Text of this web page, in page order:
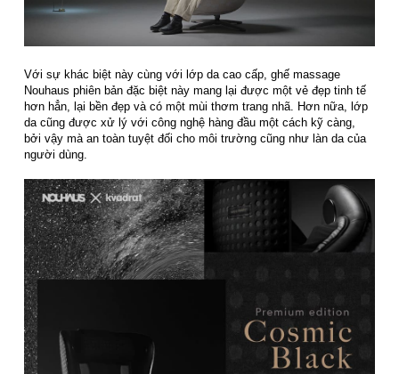
Với sự khác biệt này cùng với lớp da cao cấp, ghế massage
Nouhaus phiên bản đặc biệt này mang lại được một vẻ đẹp tinh tế
hơn hẳn, lại bền đẹp và có một mùi thơm trang nhã. Hơn nữa, lớp
da cũng được xử lý với công nghệ hàng đầu một cách kỹ càng,
bởi vậy mà an toàn tuyệt đối cho môi trường cũng như làn da của
người dùng.